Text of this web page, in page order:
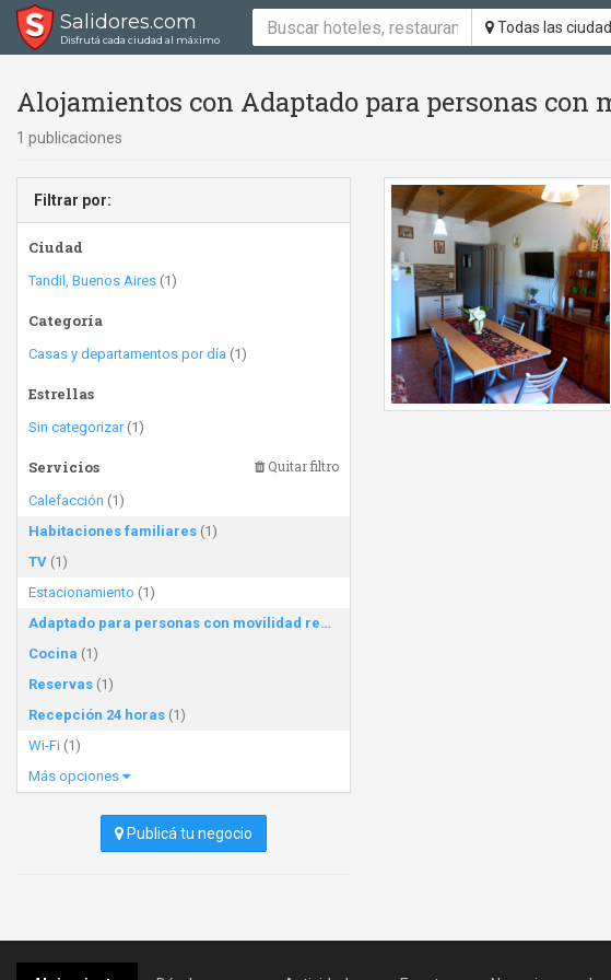
Salidores.com
Disfrutá cada ciudad al máximo
Todas las
Alojamientos con Adaptado para personas
1 publicaciones
Filtrar por:
Ciudad
Tandil, Buenos Aires (1)
Categoría
Casas y departamentos por día (1)
Estrellas
Sin categorizar(1)
Servicios Quitar filtro
Calefacción (1)
Habitaciones familiares (1)
TV (1)
Estacionamiento (1)
Adaptado para personas con movilidad reducida
Cocina (1)
Reservas (1)
Recepción 24 horas (1)
Wi-Fi (1)
Más opciones
Publicá tu negocio